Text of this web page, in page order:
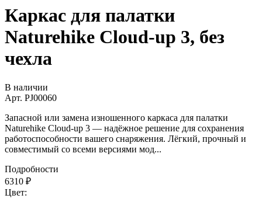
Каркас для палатки
Naturehike Cloud-up 3, без
чехла
В наличии
Арт. PJ00060
Запасной или замена изношенного каркаса для палатки
Naturehike Cloud-up 3 — надёжное решение для сохранения
работоспособности вашего снаряжения. Лёгкий, прочный и
совместимый со всеми версиями мод...
Подробности
6310 ₽
Цвет: